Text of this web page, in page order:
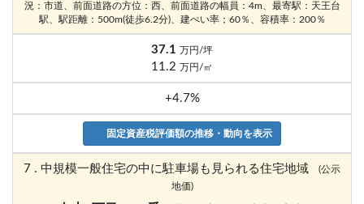
況：市道、前面道路の方位：西、前面道路の幅員：4m、最寄駅：天王台
駅、駅距離：500m(徒歩6.2分)、建ぺい率；60％、容積率：200％
37.1 万円/坪
11.2 万円/㎡
+4.7%
固定資産税評価額の推移・動向を表示
7 . 中規模一般住宅の中に駐車場も見られる住宅地域
(公示
地価)